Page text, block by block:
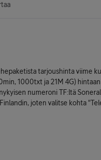
tarjoushinta viime
1000txt ja 21M 4G)
numeroni TF:ltä
joten valitse kohta